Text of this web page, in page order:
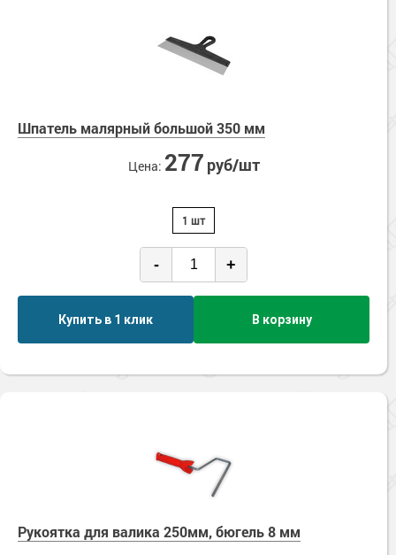
Шпатель малярный большой 350 мм
Цена: 277 руб/шт
1 шт
- +
Купить в 1 клик В корзину
Рукоятка для валика 250мм, бюгель 8 мм